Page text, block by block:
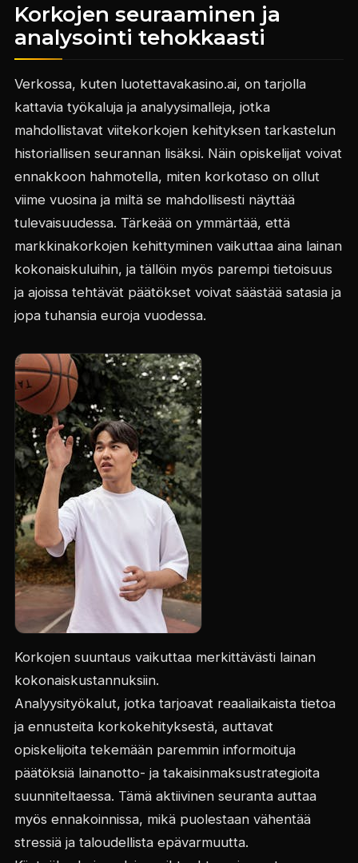
Korkojen seuraaminen ja
analysointi tehokkaasti
Verkossa, kuten luotettavakasino.ai, on tarjolla
kattavia työkaluja ja analyysimalleja, jotka
mahdollistavat viitekorkojen kehityksen tarkastelun
historiallisen seurannan lisäksi. Näin opiskelijat voivat
ennakkoon hahmotella, miten korkotaso on ollut
viime vuosina ja miltä se mahdollisesti näyttää
tulevaisuudessa. Tärkeää on ymmärtää, että
markkinakorkojen kehittyminen vaikuttaa aina lainan
kokonaiskuluihin, ja tällöin myös parempi tietoisuus
ja ajoissa tehtävät päätökset voivat säästää satasia ja
jopa tuhansia euroja vuodessa.
Korkojen suuntaus vaikuttaa merkittävästi lainan
kokonaiskustannuksiin.
Analyysityökalut, jotka tarjoavat reaaliaikaista tietoa
ja ennusteita korkokehityksestä, auttavat
opiskelijoita tekemään paremmin informoituja
päätöksiä lainanotto- ja takaisinmaksustrategioita
suunniteltaessa. Tämä aktiivinen seuranta auttaa
myös ennakoinnissa, mikä puolestaan vähentää
stressiä ja taloudellista epävarmuutta.